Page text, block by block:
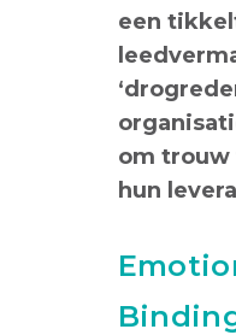
een
om trouw
hun